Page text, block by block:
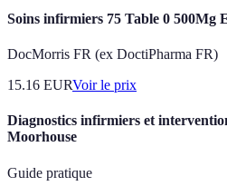
Soins infirmiers 75 Table 0 500Mg
DocMorris FR (ex DoctiPharma FR)
15.16 EURVoir le prix
Diagnostics infirmiers et
Moorhouse
Guide pratique